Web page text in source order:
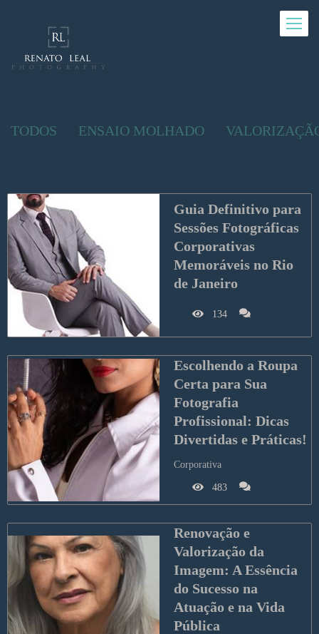
TODOS ENSAIO MOLHADO
Guia Definitivo para
Sessões Fotográficas
Corporativas
Memoráveis no Rio
de Janeiro
134
Escolhendo a Roupa
Certa para Sua
Fotografia
Profissional: Dicas
Divertidas e Práticas!
Corporativa
483
Renovação e
Valorização da
Imagem: A Essência
do Sucesso na
Atuação e na Vida
Pública